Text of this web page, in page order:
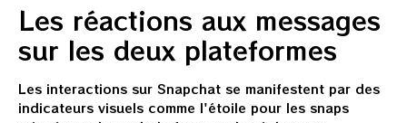
Les réactions aux messages
sur les deux plateformes
Les interactions sur Snapchat se manifestent par des
indicateurs visuels comme l'étoile pour les snaps